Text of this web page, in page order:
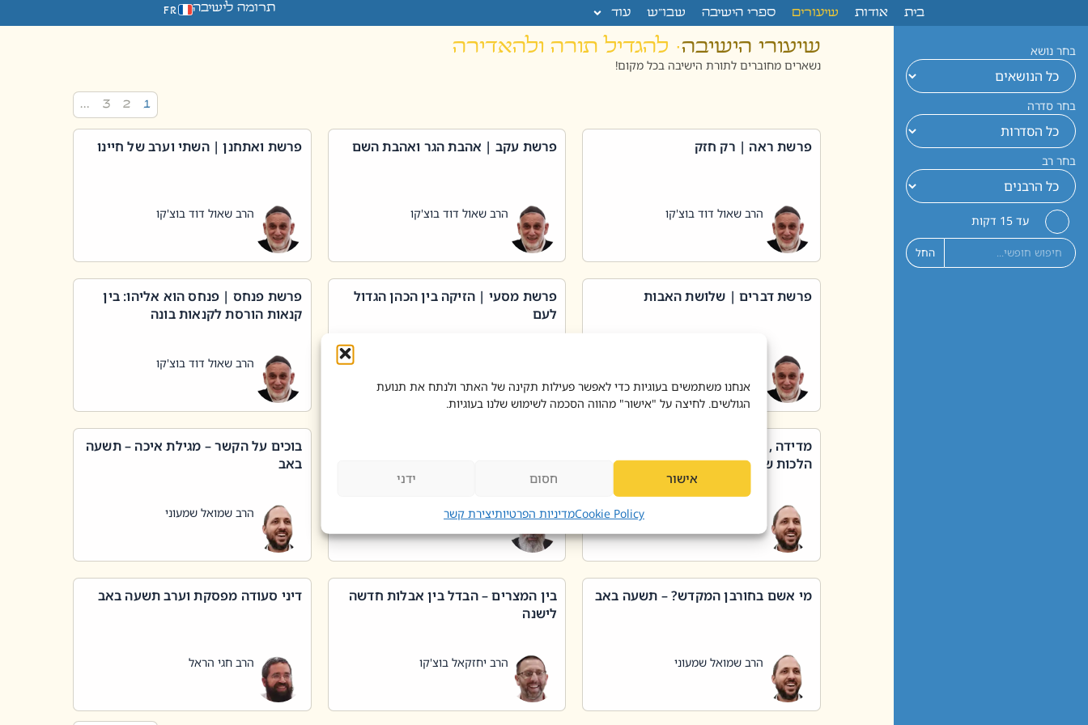
אנחנו משתמשים בעוגיות כדי לאפשר פעילות תקינה של האתר ולנתח את תנועת
הגולשים. לחיצה על "אישור" מהווה הסכמה לשימוש שלנו בעוגיות.
אישור חסום ידני
Cookie Policyמדיניות הפרטיותיצירת קשר
בית אודות שיעורים ספרי הישיבה שבו”ש עוד תרומה לישיבה FR
בחר נושא
בחר סדרה
בחר רב
עד 15 דקות
החל
שיעורי הישיבה· להגדיל תורה ולהאדירה
נשארים מחוברים לתורת הישיבה בכל מקום!
1
2
3
…
פרשת ראה | רק חזק
הרב שאול דוד בוצ'קו
פרשת עקב | אהבת הגר ואהבת השם
הרב שאול דוד בוצ'קו
פרשת ואתחנן | השתי וערב של חיינו
הרב שאול דוד בוצ'קו
פרשת דברים | שלושת האבות
פרשת מסעי | הזיקה בין הכהן הגדול
לעם
פרשת פנחס | פנחס הוא אליהו: בין
קנאות הורסת לקנאות בונה
הרב שאול דוד בוצ'קו
מדידה , קניה , שטיפת כלים בשבת –
הלכות שבת – סימן שכג
הרב יאיר בידני
בוכים על הקשר – מגילת איכה – תשעה
באב
הרב שמואל שמעוני
מי אשם בחורבן המקדש? – תשעה באב
הרב שמואל שמעוני
בין המצרים – הבדל בין אבלות חדשה
לישנה
הרב יחזקאל בוצ'קו
דיני סעודה מפסקת וערב תשעה באב
הרב חגי הראל